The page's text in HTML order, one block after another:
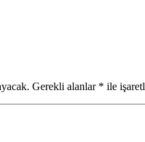
Gerekli alanlar * ile